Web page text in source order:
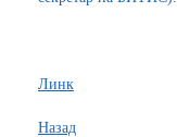
Линк
Назад